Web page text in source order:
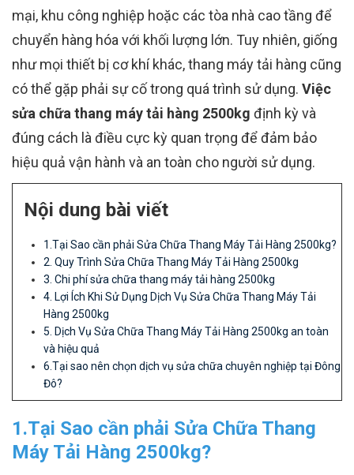
mại, khu công nghiệp hoặc các tòa nhà cao tầng để
chuyển hàng hóa với khối lượng lớn. Tuy nhiên, giống
như mọi thiết bị cơ khí khác, thang máy tải hàng cũng
có thể gặp phải sự cố trong quá trình sử dụng. Việc
sửa chữa thang máy tải hàng 2500kg định kỳ và
đúng cách là điều cực kỳ quan trọng để đảm bảo
hiệu quả vận hành và an toàn cho người sử dụng.
Nội dung bài viết
1.Tại Sao cần phải Sửa Chữa Thang Máy Tải Hàng 2500kg?
2. Quy Trình Sửa Chữa Thang Máy Tải Hàng 2500kg
3. Chi phí sửa chữa thang máy tải hàng 2500kg
4. Lợi Ích Khi Sử Dụng Dịch Vụ Sửa Chữa Thang Máy Tải
Hàng 2500kg
5. Dịch Vụ Sửa Chữa Thang Máy Tải Hàng 2500kg an toàn
và hiệu quả
6.Tại sao nên chọn dịch vụ sửa chữa chuyên nghiệp tại Đông
Đô?
1.Tại Sao cần phải Sửa Chữa Thang
Máy Tải Hàng 2500kg?